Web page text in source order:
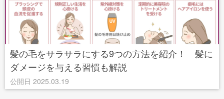
髪の毛をサラサラにする9つの方法を紹介！ 髪に
ダメージを与える習慣も解説
公開日 2025.03.19